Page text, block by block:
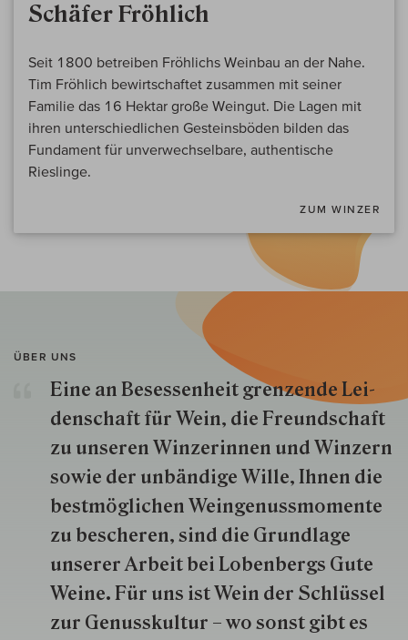
Schäfer Fröhlich
Seit 1800 betreiben Fröhlichs Weinbau an der Nahe.
Tim Fröhlich bewirtschaftet zusammen mit seiner
Familie das 16 Hektar große Weingut. Die Lagen mit
ihren unterschiedlichen Gesteinsböden bilden das
Fundament für unverwechselbare, authentische
Rieslinge.
ZUM WINZER
ÜBER UNS
Eine an Besessenheit gren­zende Lei­
den­schaft für Wein, die Freund­schaft
zu unseren Win­zer­innen und Win­zern
so­wie der un­bän­dige Wille, Ihnen die
best­mög­lich­en Wein­genuss­momente
zu besche­ren, sind die Grund­lage
unserer Arbeit bei Lobenbergs Gute
Weine. Für uns ist Wein der Schlüs­sel
zur Genuss­kultur – wo sonst gibt es